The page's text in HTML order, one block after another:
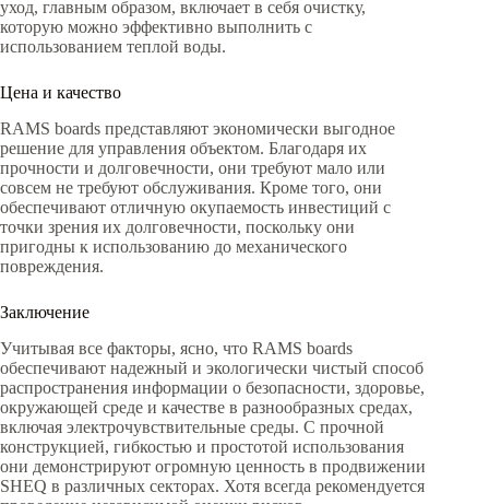
уход, главным образом, включает в себя очистку,
которую можно эффективно выполнить с
использованием теплой воды.
Цена и качество
RAMS boards представляют экономически выгодное
решение для управления объектом. Благодаря их
прочности и долговечности, они требуют мало или
совсем не требуют обслуживания. Кроме того, они
обеспечивают отличную окупаемость инвестиций с
точки зрения их долговечности, поскольку они
пригодны к использованию до механического
повреждения.
Заключение
Учитывая все факторы, ясно, что RAMS boards
обеспечивают надежный и экологически чистый способ
распространения информации о безопасности, здоровье,
окружающей среде и качестве в разнообразных средах,
включая электрочувствительные среды. С прочной
конструкцией, гибкостью и простотой использования
они демонстрируют огромную ценность в продвижении
SHEQ в различных секторах. Хотя всегда рекомендуется